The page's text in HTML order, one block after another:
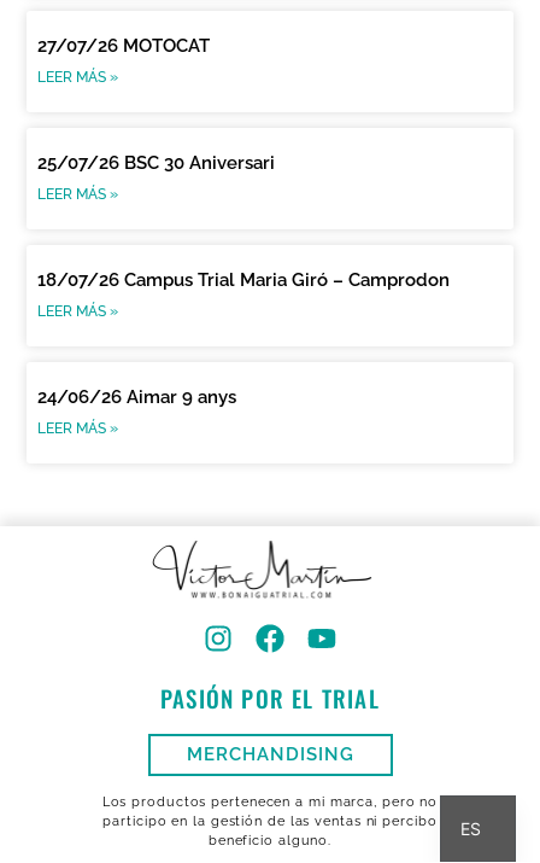
27/07/26 MOTOCAT
LEER MÁS »
25/07/26 BSC 30 Aniversari
LEER MÁS »
18/07/26 Campus Trial Maria Giró – Camprodon
LEER MÁS »
24/06/26 Aimar 9 anys
LEER MÁS »
PASIÓN POR EL TRIAL
MERCHANDISING
Los productos pertenecen a mi marca, pero no
participo en la gestión de las ventas ni percibo
beneficio alguno.
ES